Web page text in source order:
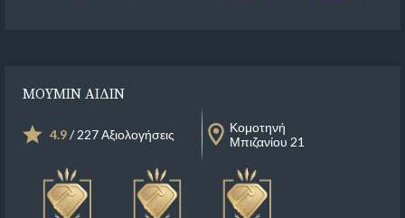
ΜΟΥΜΙΝ ΑΙΔΙΝ
4.9/ 227 Αξιολογήσεις
Κομοτηνή
Μπιζανίου 21